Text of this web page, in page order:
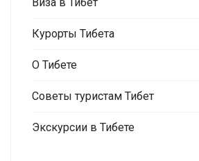
Курорты Тибета
О Тибете
Советы туристам Тибет
Экскурсии в Тибете